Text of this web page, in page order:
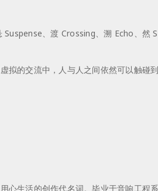
、渡 Crossing、溯 Echo、
拟的交流中，人与人之间依然可以触碰
生活的创作代名词。毕业于音响工